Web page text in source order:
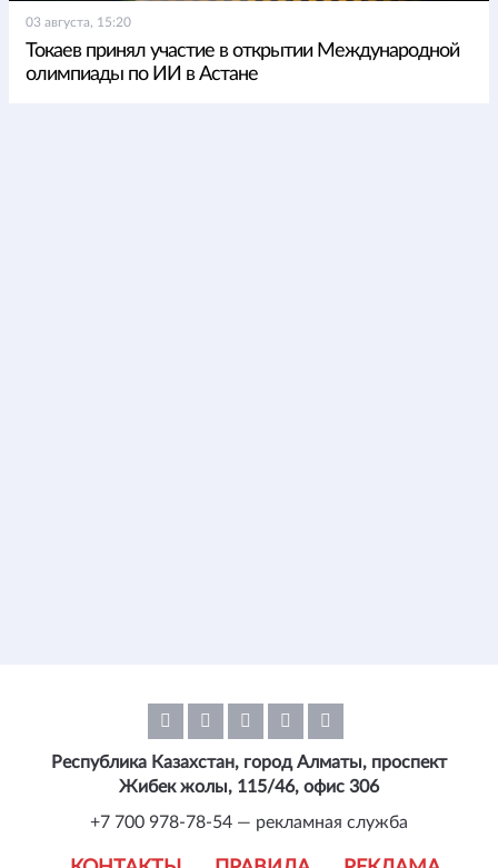
03 августа, 15:20
Токаев принял участие в открытии Международной
олимпиады по ИИ в Астане
Республика Казахстан, город Алматы, проспект
Жибек жолы, 115/46, офис 306
+7 700 978-78-54 — рекламная служба